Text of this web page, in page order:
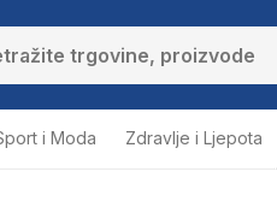
i Moda Zdravlje i Ljepota